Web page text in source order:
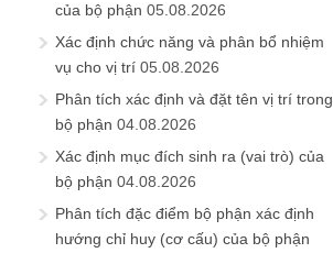
của bộ phận 05.08.2026
Xác định chức năng và phân bổ nhiệm
vụ cho vị trí 05.08.2026
Phân tích xác định và đặt tên vị trí trong
bộ phận 04.08.2026
Xác định mục đích sinh ra (vai trò) của
bộ phận 04.08.2026
Phân tích đặc điểm bộ phận xác định
hướng chỉ huy (cơ cấu) của bộ phận